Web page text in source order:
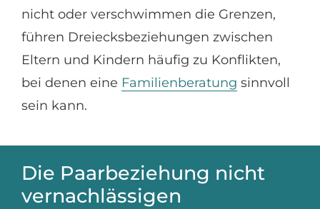
nicht oder verschwimmen die Grenzen,
führen Dreiecksbeziehungen zwischen
Eltern und Kindern häufig zu Konflikten,
bei denen eine Familienberatung sinnvoll
sein kann.
Die Paarbeziehung nicht
vernachlässigen